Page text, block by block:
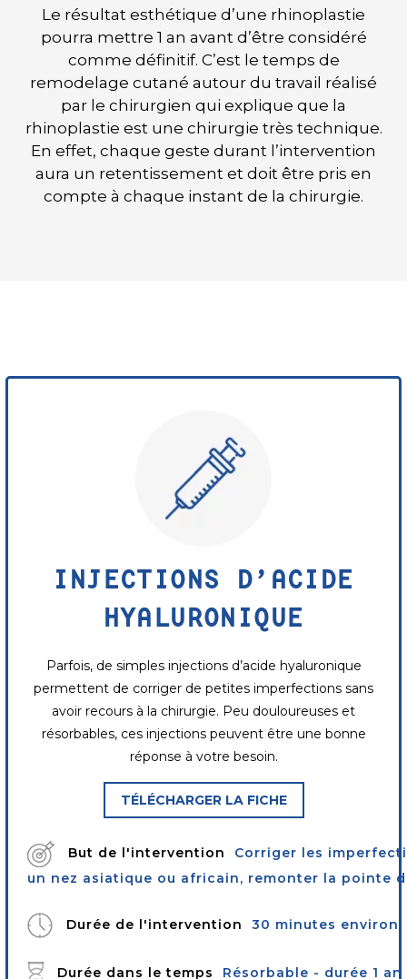
Le résultat esthétique d’une rhinoplastie
pourra mettre 1 an avant d’être considéré
comme définitif. C’est le temps de
remodelage cutané autour du travail réalisé
par le chirurgien qui explique que la
rhinoplastie est une chirurgie très technique.
En effet, chaque geste durant l’intervention
aura un retentissement et doit être pris en
compte à chaque instant de la chirurgie.
INJECTIONS D’ACIDE
HYALURONIQUE
Parfois, de simples injections d’acide hyaluronique
permettent de corriger de petites imperfections sans
avoir recours à la chirurgie. Peu douloureuses et
résorbables, ces injections peuvent être une bonne
réponse à votre besoin.
TÉLÉCHARGER LA FICHE
But de l'intervention
Corriger les
un nez asiatique ou africain, remonter la pointe
Durée de l'intervention 30 minutes environ
Durée dans le temps Résorbable - durée 1 an